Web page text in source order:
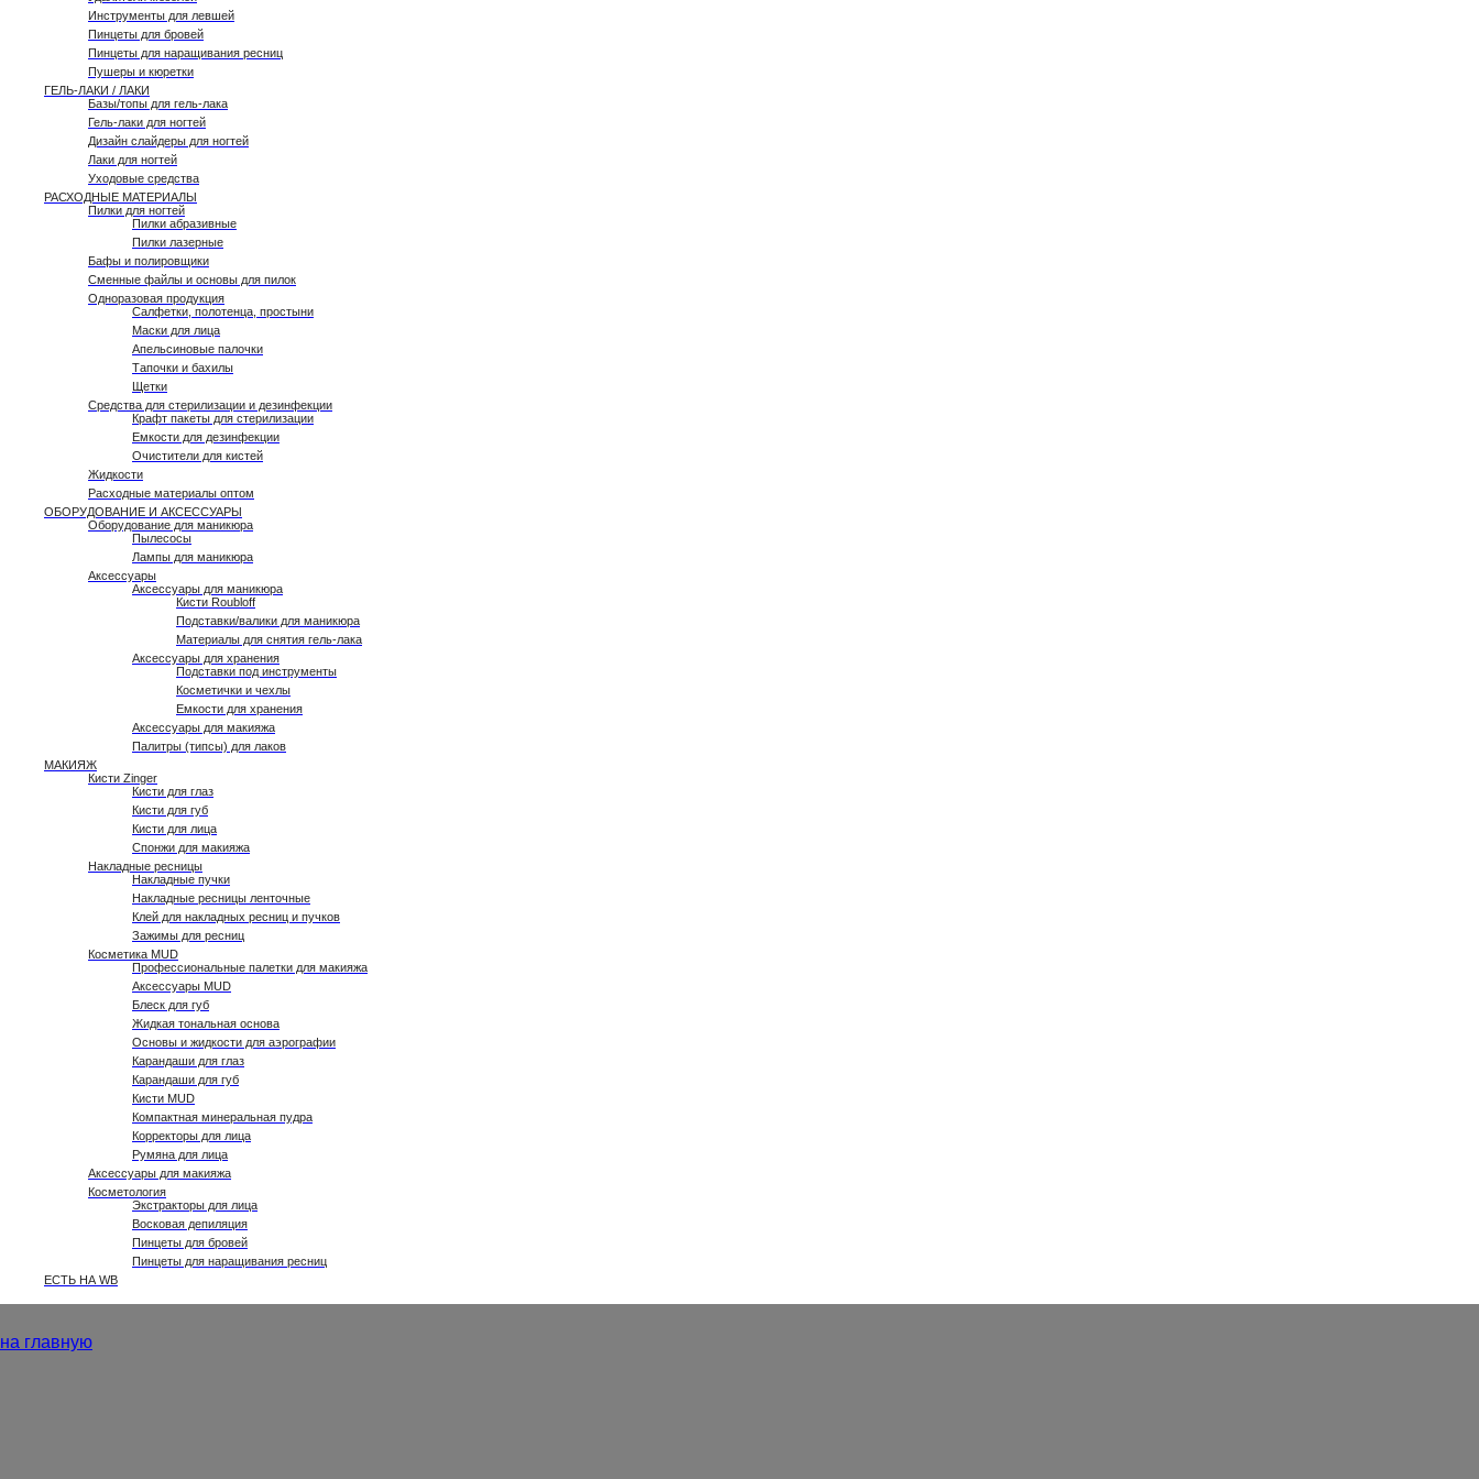
Инструменты для левшей
Пинцеты для бровей
Пинцеты для наращивания ресниц
Пушеры и кюретки
ГЕЛЬ-ЛАКИ / ЛАКИ
Базы/топы для гель-лака
Гель-лаки для ногтей
Дизайн слайдеры для ногтей
Лаки для ногтей
Уходовые средства
РАСХОДНЫЕ МАТЕРИАЛЫ
Пилки для ногтей
Пилки абразивные
Пилки лазерные
Бафы и полировщики
Сменные файлы и основы для пилок
Одноразовая продукция
Салфетки, полотенца, простыни
Маски для лица
Апельсиновые палочки
Тапочки и бахилы
Щетки
Средства для стерилизации и дезинфекции
Крафт пакеты для стерилизации
Емкости для дезинфекции
Очистители для кистей
Жидкости
Расходные материалы оптом
ОБОРУДОВАНИЕ И АКСЕССУАРЫ
Оборудование для маникюра
Пылесосы
Лампы для маникюра
Аксессуары
Аксессуары для маникюра
Кисти Roubloff
Подставки/валики для маникюра
Материалы для снятия гель-лака
Аксессуары для хранения
Подставки под инструменты
Косметички и чехлы
Емкости для хранения
Аксессуары для макияжа
Палитры (типсы) для лаков
МАКИЯЖ
Кисти Zinger
Кисти для глаз
Кисти для губ
Кисти для лица
Спонжи для макияжа
Накладные ресницы
Накладные пучки
Накладные ресницы ленточные
Клей для накладных ресниц и пучков
Зажимы для ресниц
Косметика MUD
Профессиональные палетки для макияжа
Аксессуары MUD
Блеск для губ
Жидкая тональная основа
Основы и жидкости для аэрографии
Карандаши для глаз
Карандаши для губ
Кисти MUD
Компактная минеральная пудра
Корректоры для лица
Румяна для лица
Аксессуары для макияжа
Косметология
Экстракторы для лица
Восковая депиляция
Пинцеты для бровей
Пинцеты для наращивания ресниц
ЕСТЬ НА WB
на главную